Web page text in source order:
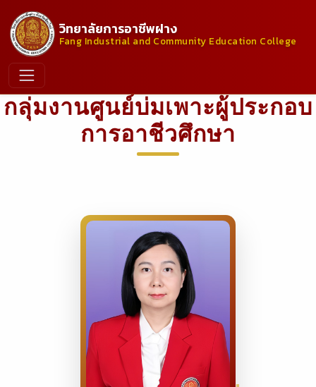
วิทยาลัยการอาชีพฝาง
Fang Industrial and Community Education College
กลุ่มงานศูนย์บ่มเพาะผู้ประกอบ
การอาชีวศึกษา